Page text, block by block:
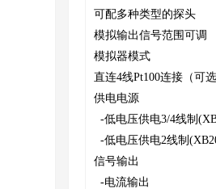
可配多种类型的探头
模拟输出信号范围可调
模拟器模式
直连4线Pt100连接（可
供电电源
-低电压供电3/4线制
-低电压供电2线制
信号输出
-电流输出